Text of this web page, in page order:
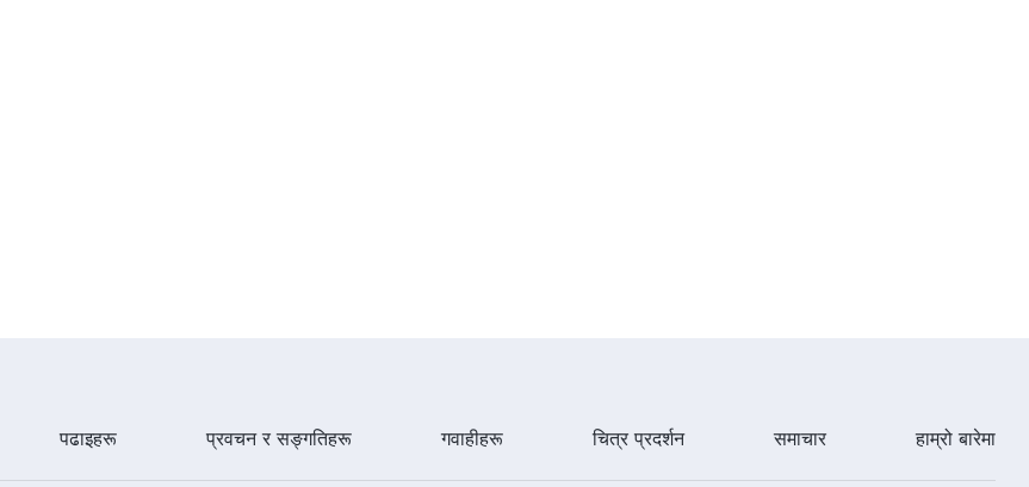
पढाइहरू प्रवचन र सङ्गतिहरू गवाहीहरू चित्र प्रदर्शन समाचार हाम्रो बारेमा